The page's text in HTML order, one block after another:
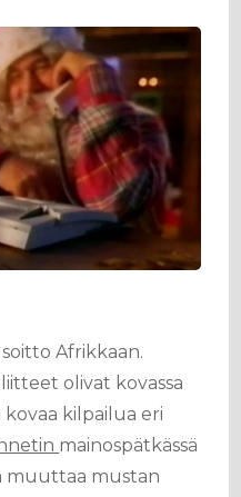
Afrikkaan.
olivat kovassa
kovaa kilpailua eri
mainospätkässä
muuttaa mustan